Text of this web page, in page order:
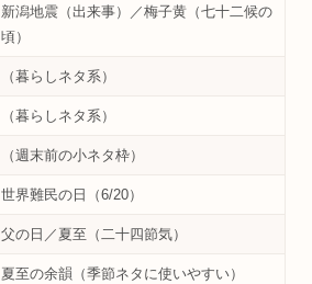
新潟地震（出来事）／梅子黄（七十二候の
頃）
（暮らしネタ系）
（暮らしネタ系）
（週末前の小ネタ枠）
世界難民の日（6/20）
父の日／夏至（二十四節気）
夏至の余韻（季節ネタに使いやすい）